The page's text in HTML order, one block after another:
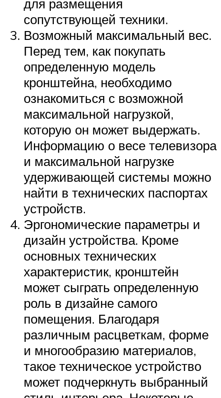
для размещения
сопутствующей техники.
Возможный максимальный вес.
Перед тем, как покупать
определенную модель
кронштейна, необходимо
ознакомиться с возможной
максимальной нагрузкой,
которую он может выдержать.
Информацию о весе телевизора
и максимальной нагрузке
удерживающей системы можно
найти в технических паспортах
устройств.
Эргономические параметры и
дизайн устройства. Кроме
основных технических
характеристик, кронштейн
может сыграть определенную
роль в дизайне самого
помещения. Благодаря
различным расцветкам, форме
и многообразию материалов,
такое техническое устройство
может подчеркнуть выбранный